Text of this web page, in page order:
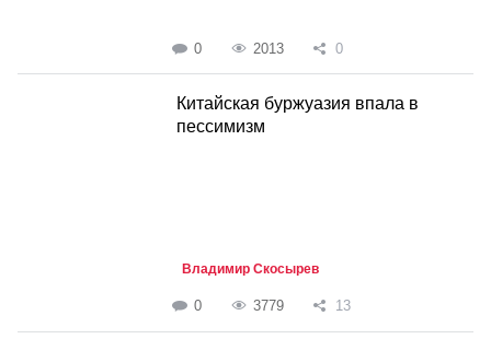
0 2013 0
Китайская буржуазия впала в
пессимизм
Владимир Скосырев
0 3779 13